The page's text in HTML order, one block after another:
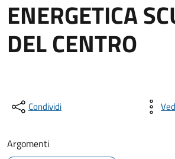
ENERGETICA
DEL CENTRO
Condividi
Argomenti